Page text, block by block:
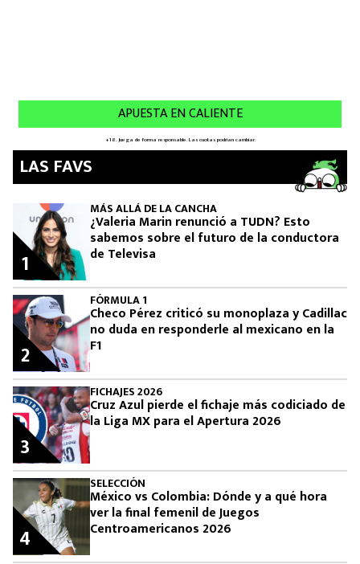
LAS FAVS
MÁS ALLÁ DE LA CANCHA
¿Valeria Marin renunció a TUDN? Esto
sabemos sobre el futuro de la conductora
de Televisa
1
FÓRMULA 1
Checo Pérez criticó su monoplaza y Cadillac
no duda en responderle al mexicano en la
F1
2
FICHAJES 2026
Cruz Azul pierde el fichaje más codiciado de
la Liga MX para el Apertura 2026
3
SELECCIÓN
México vs Colombia: Dónde y a qué hora
ver la final femenil de Juegos
Centroamericanos 2026
4